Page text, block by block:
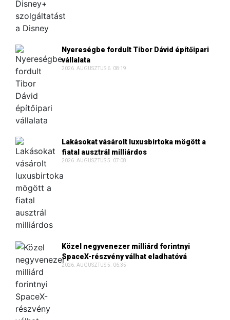
Nyereségbe fordult Tibor Dávid építőipari
vállalata
2026. AUGUSZTUS 6. 08:19
Lakásokat vásárolt luxusbirtoka mögött a
fiatal ausztrál milliárdos
2026. AUGUSZTUS 5. 07:08
Közel negyvenezer milliárd forintnyi
SpaceX-részvény válhat eladhatóvá
2026. AUGUSZTUS 5. 06:35